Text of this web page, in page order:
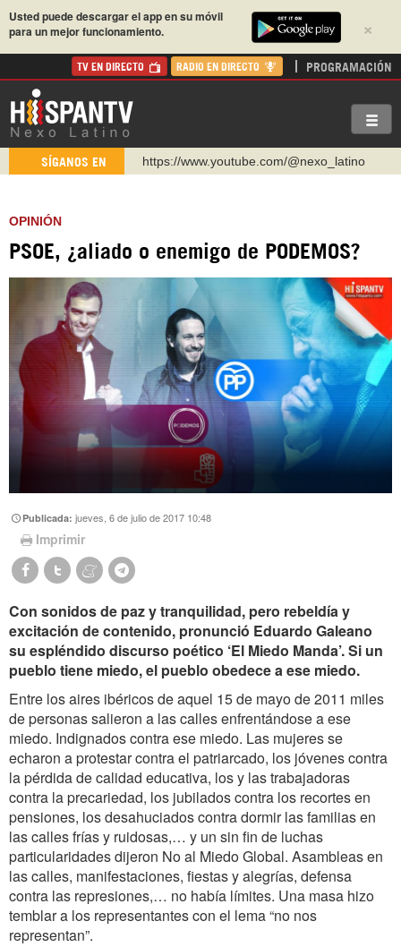
×
Usted puede descargar el app en su móvil
para un mejor funcionamiento.
TV EN DIRECTO RADIO EN DIRECTO PROGRAMACIÓN
SÍGANOS EN
https://www.youtube.com/@nexo_latino
https://urmedium.com/c/hispantv
Instagram como: hispan_tv
https://www.facebook.com/Nexolatino.Canal
OPINIÓN
PSOE, ¿aliado o enemigo de PODEMOS?
Publicada:jueves, 6 de julio de 2017 10:48
Imprimir
Con sonidos de paz y tranquilidad, pero rebeldía y
excitación de contenido, pronunció Eduardo Galeano
su espléndido discurso poético ‘El Miedo Manda’. Si un
pueblo tiene miedo, el pueblo obedece a ese miedo.
Entre los aires ibéricos de aquel 15 de mayo de 2011 miles
de personas salieron a las calles enfrentándose a ese
miedo. Indignados contra ese miedo. Las mujeres se
echaron a protestar contra el patriarcado, los jóvenes contra
la pérdida de calidad educativa, los y las trabajadoras
contra la precariedad, los jubilados contra los recortes en
pensiones, los desahuciados contra dormir las familias en
las calles frías y ruidosas,… y un sin fin de luchas
particularidades dijeron No al Miedo Global. Asambleas en
las calles, manifestaciones, fiestas y alegrías, defensa
contra las represiones,… no había límites. Una masa hizo
temblar a los representantes con el lema “no nos
representan”.